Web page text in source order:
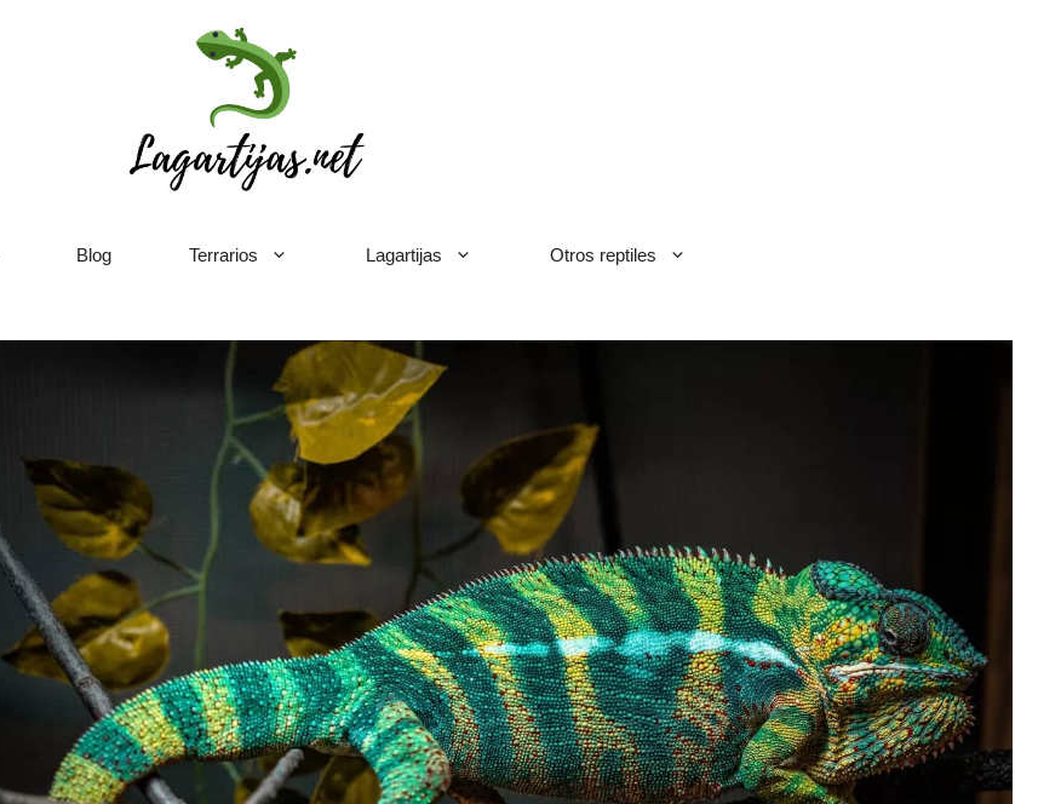
Blog Terrarios Lagartijas Otros reptiles